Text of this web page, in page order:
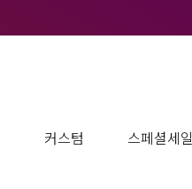
커스텀 스페셜세일